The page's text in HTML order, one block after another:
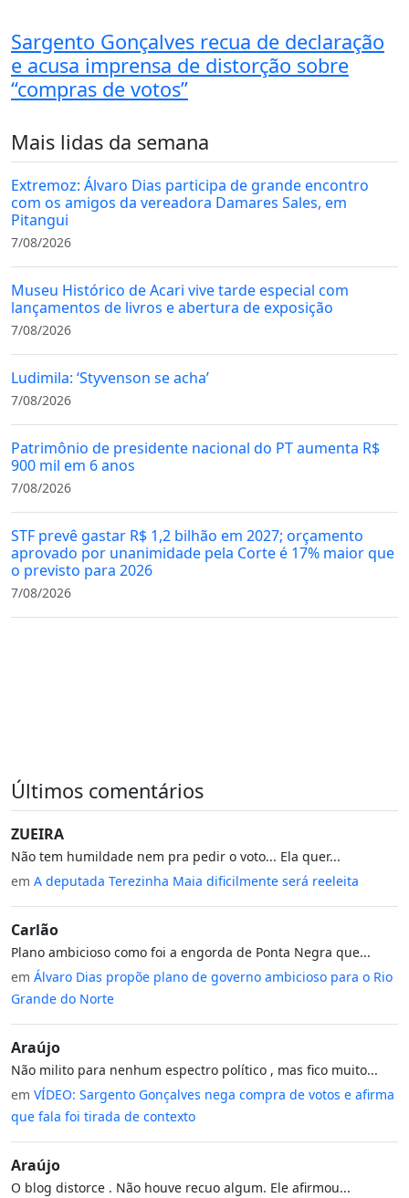
Sargento Gonçalves recua de declaração
e acusa imprensa de distorção sobre
“compras de votos”
Mais lidas da semana
Extremoz: Álvaro Dias participa de grande encontro
com os amigos da vereadora Damares Sales, em
Pitangui
7/08/2026
Museu Histórico de Acari vive tarde especial com
lançamentos de livros e abertura de exposição
7/08/2026
Ludimila: ‘Styvenson se acha’
7/08/2026
Patrimônio de presidente nacional do PT aumenta R$
900 mil em 6 anos
7/08/2026
STF prevê gastar R$ 1,2 bilhão em 2027; orçamento
aprovado por unanimidade pela Corte é 17% maior que
o previsto para 2026
7/08/2026
Últimos comentários
ZUEIRA
Não tem humildade nem pra pedir o voto... Ela quer...
em A deputada Terezinha Maia dificilmente será reeleita
Carlão
Plano ambicioso como foi a engorda de Ponta Negra que...
em Álvaro Dias propõe plano de governo ambicioso para o Rio
Grande do Norte
Araújo
Não milito para nenhum espectro político , mas fico muito...
em VÍDEO: Sargento Gonçalves nega compra de votos e afirma
que fala foi tirada de contexto
Araújo
O blog distorce . Não houve recuo algum. Ele afirmou...